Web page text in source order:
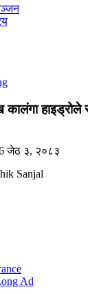
हाइड्रोले
जेठ ३, २०८३
Sanjal